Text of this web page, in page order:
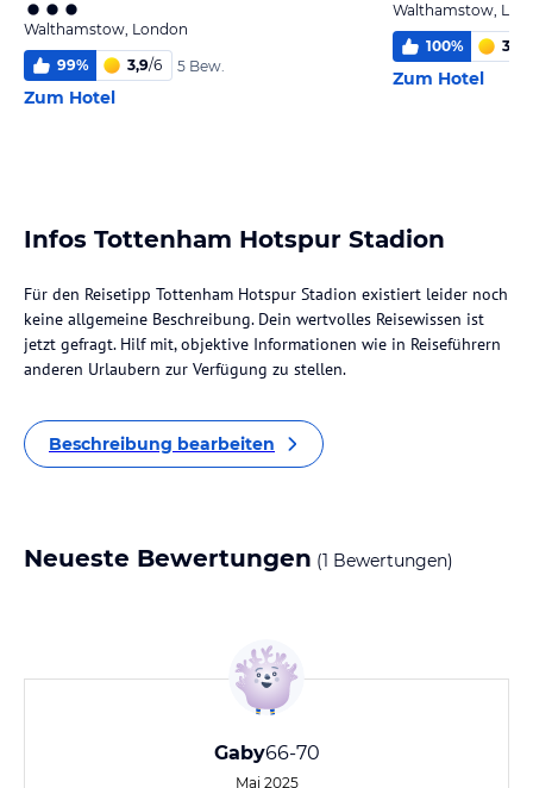
Walthamstow, London
99% 3,9/6 5 Bew.
Zum Hotel
Walthamstow,
100% 3,9
Zum Hotel
Infos Tottenham Hotspur Stadion
Für den Reisetipp Tottenham Hotspur Stadion existiert leider noch
keine allgemeine Beschreibung. Dein wertvolles Reisewissen ist
jetzt gefragt. Hilf mit, objektive Informationen wie in Reiseführern
anderen Urlaubern zur Verfügung zu stellen.
Beschreibung bearbeiten
Neueste Bewertungen (1 Bewertungen)
Gaby66-70
Mai 2025